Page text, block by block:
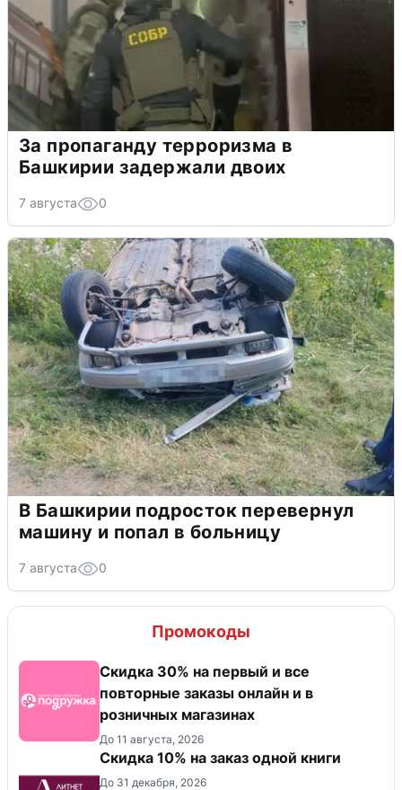
За пропаганду терроризма в
Башкирии задержали двоих
7 августа 0
В Башкирии подросток перевернул
машину и попал в больницу
7 августа 0
Промокоды
Скидка 30% на первый и все
повторные заказы онлайн и в
розничных магазинах
До 11 августа, 2026
Скидка 10% на заказ одной книги
До 31 декабря, 2026